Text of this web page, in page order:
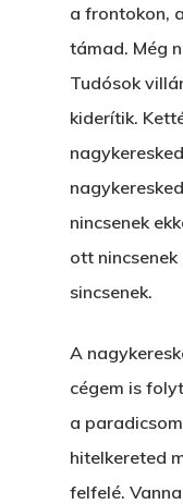
a frontokon,
támad. Még
Tudósok
kiderítik.
nincsenek
ott
sincsenek.
A
cégem is
a
hitelkereted
felfelé.